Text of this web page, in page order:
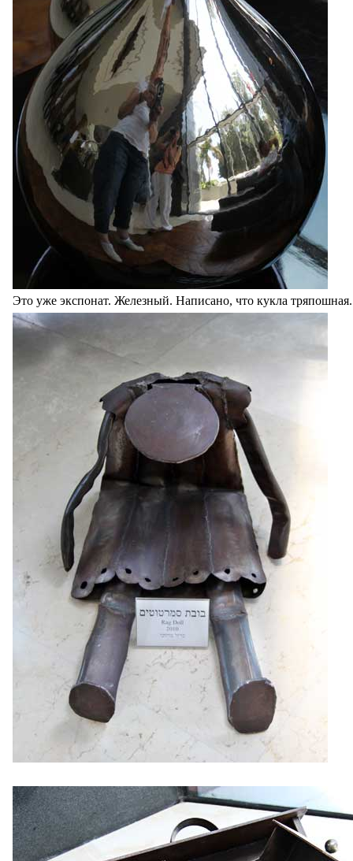
Это уже экспонат. Железный. Написано, что кукла тряпошная.